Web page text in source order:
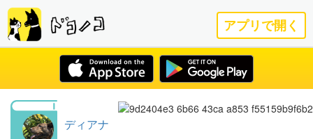
アプリで開く
ディアナ